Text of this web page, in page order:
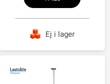
Ej i lager